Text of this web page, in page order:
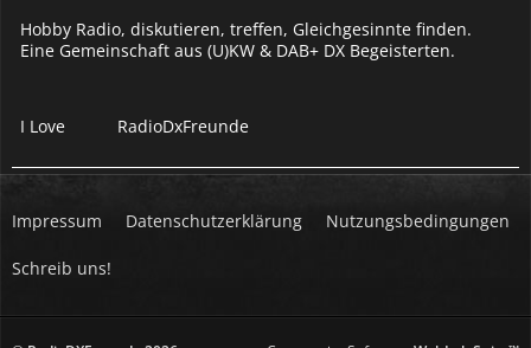
Hobby Radio, diskutieren, treffen, Gleichgesinnte finden.
Eine Gemeinschaft aus (U)KW & DAB+ DX Begeisterten.
I Love RadioDxFreunde
Impressum Datenschutzerklärung Nutzungsbedingungen
Schreib uns!